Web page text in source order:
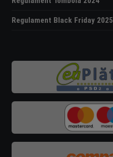
Regulament Black Friday 2025